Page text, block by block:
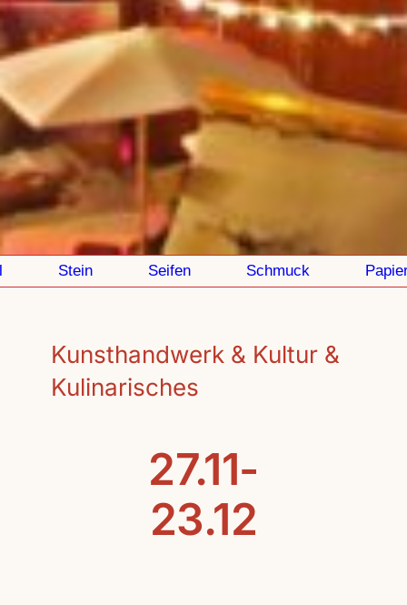
Stein Seifen Schmuck Papier
Kunsthandwerk & Kultur &
Kulinarisches
27.11-
23.12